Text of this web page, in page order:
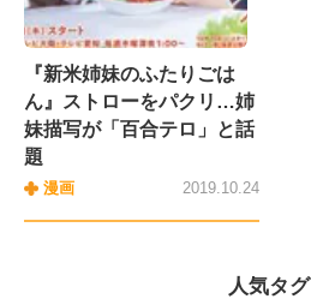
『新米姉妹のふたりごは
ん』ストローをパクリ…姉
妹描写が「百合テロ」と話
題
漫画 2019.10.24
人気タグ